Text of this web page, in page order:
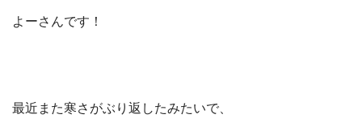
よーさんです！
最近また寒さがぶり返したみたいで、